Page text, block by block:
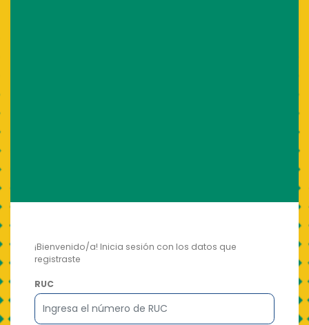
¡Bienvenido/a! Inicia sesión con los datos que
registraste
RUC